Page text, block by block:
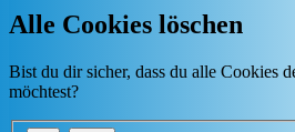
Alle Cookies löschen
Bist du dir sicher, dass du alle Cookies
möchtest?